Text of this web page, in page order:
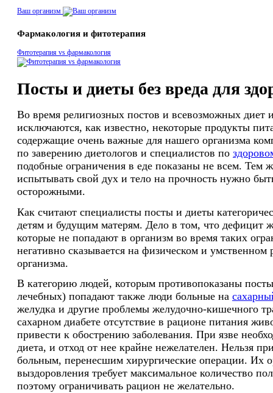
Ваш организм
Фармакология и фитотерапия
Фитотерапия vs фармакология
Посты и диеты без вреда для
Во время религиозных постов и всевозможных диет
исключаются, как известно, некоторые продукты
содержащие очень важные для нашего организма
по заверению диетологов и специалистов по
подобные ограничения в еде показаны не всем. Тем
испытывать свой дух и тело на прочность нужно
осторожными.
Как считают специалисты посты и диеты
детям и будущим матерям. Дело в том, что дефицит
которые не попадают в организм во время таких
негативно сказывается на физическом и умственном
организма.
В категорию людей, которым противопоказаны
лечебных) попадают также люди больные на
желудка и другие проблемы желудочно-кишечного
сахарном диабете отсутствие в рационе питания
привести к обострению заболевания. При язве
диета, и отход от нее крайне нежелателен. Нельзя
больным, перенесшим хирургические операции. Их
выздоровления требует максимальное количество
поэтому ограничивать рацион не желательно.